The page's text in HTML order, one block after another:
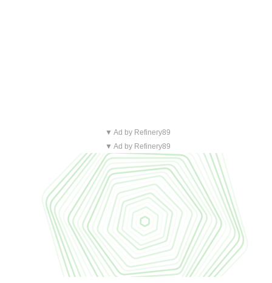
▼ Ad by Refinery89
▼ Ad by Refinery89